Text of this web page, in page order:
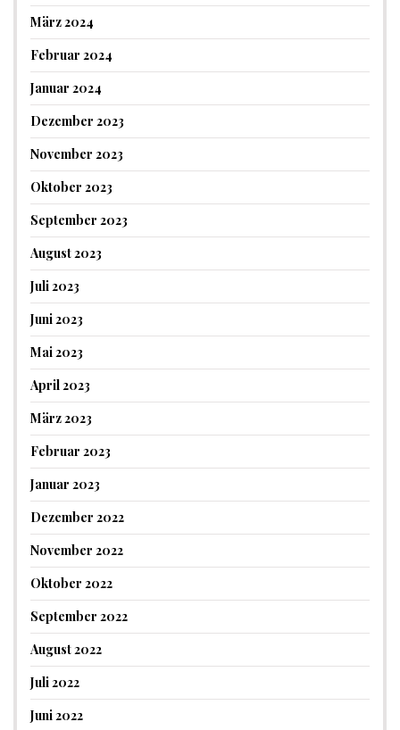
März 2024
Februar 2024
Januar 2024
Dezember 2023
November 2023
Oktober 2023
September 2023
August 2023
Juli 2023
Juni 2023
Mai 2023
April 2023
März 2023
Februar 2023
Januar 2023
Dezember 2022
November 2022
Oktober 2022
September 2022
August 2022
Juli 2022
Juni 2022